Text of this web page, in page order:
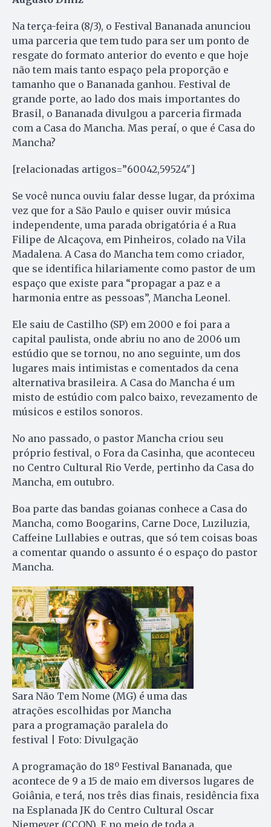
Na terça-feira (8/3), o Festival Bananada anunciou
uma parceria que tem tudo para ser um ponto de
resgate do formato anterior do evento e que hoje
não tem mais tanto espaço pela proporção e
tamanho que o Bananada ganhou. Festival de
grande porte, ao lado dos mais importantes do
Brasil, o Bananada divulgou a parceria firmada
com a Casa do Mancha. Mas peraí, o que é Casa do
Mancha?
[relacionadas artigos=”60042,59524″]
Se você nunca ouviu falar desse lugar, da próxima
vez que for a São Paulo e quiser ouvir música
independente, uma parada obrigatória é a Rua
Filipe de Alcaçova, em Pinheiros, colado na Vila
Madalena. A Casa do Mancha tem como criador,
que se identifica hilariamente como pastor de um
espaço que existe para “propagar a paz e a
harmonia entre as pessoas”, Mancha Leonel.
Ele saiu de Castilho (SP) em 2000 e foi para a
capital paulista, onde abriu no ano de 2006 um
estúdio que se tornou, no ano seguinte, um dos
lugares mais intimistas e comentados da cena
alternativa brasileira. A Casa do Mancha é um
misto de estúdio com palco baixo, revezamento de
músicos e estilos sonoros.
No ano passado, o pastor Mancha criou seu
próprio festival, o Fora da Casinha, que aconteceu
no Centro Cultural Rio Verde, pertinho da Casa do
Mancha, em outubro.
Boa parte das bandas goianas conhece a Casa do
Mancha, como Boogarins, Carne Doce, Luziluzia,
Caffeine Lullabies e outras, que só tem coisas boas
a comentar quando o assunto é o espaço do pastor
Mancha.
Sara Não Tem Nome (MG) é uma das
atrações escolhidas por Mancha
para a programação paralela do
festival | Foto: Divulgação
A programação do 18º Festival Bananada, que
acontece de 9 a 15 de maio em diversos lugares de
Goiânia, e terá, nos três dias finais, residência fixa
na Esplanada JK do Centro Cultural Oscar